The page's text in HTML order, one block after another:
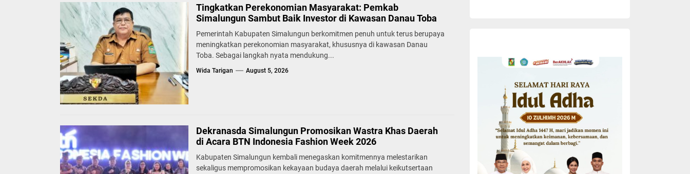
Tingkatkan Perekonomian Masyarakat: Pemkab
Simalungun Sambut Baik Investor di Kawasan Danau Toba
Pemerintah Kabupaten Simalungun berkomitmen penuh untuk terus berupaya
meningkatkan perekonomian masyarakat, khususnya di kawasan Danau
Toba. Sebagai langkah nyata mendukung...
Wida Tarigan August 5, 2026
Dekranasda Simalungun Promosikan Wastra Khas Daerah
di Acara BTN Indonesia Fashion Week 2026
Kabupaten Simalungun kembali menegaskan komitmennya melestarikan
sekaligus mempromosikan kekayaan budaya daerah melalui keikutsertaan